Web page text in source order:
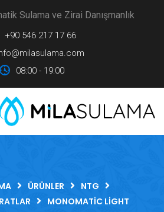
Sulama ve Zirai Danışmanlık
+90 546 217 17 66
08:00 - 19:00
ÜRÜNLER
NTG
MONOMATIC LIGHT